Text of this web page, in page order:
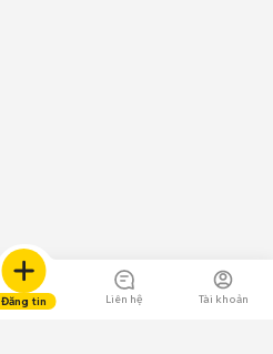
Đăng tin Liên hệ Tài khoản